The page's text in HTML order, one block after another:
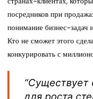
посредников при
понимание бизнес-задач
Кто не сможет этого
конкурировать с
для роста